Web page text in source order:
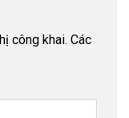
công khai. Các